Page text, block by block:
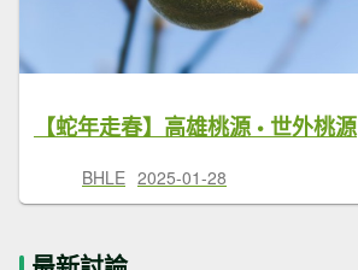
【蛇年走春】高雄桃源 • 世外桃源
BHLE 2025-01-28